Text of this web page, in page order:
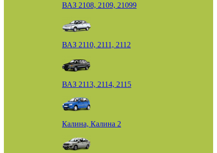
ВАЗ 2108, 2109, 21099
ВАЗ 2110, 2111, 2112
ВАЗ 2113, 2114, 2115
Калина, Калина 2